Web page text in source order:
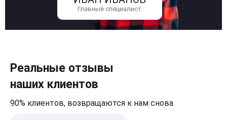
Главный специалист
Реальные отзывы
наших клиентов
90% клиентов, возвращаются к нам снова